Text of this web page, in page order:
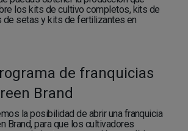
los kits de cultivo completos, kits de
de setas y kits de fertilizantes en
de franquicias
Brand
la posibilidad de abrir una franquicia
Brand, para que los cultivadores